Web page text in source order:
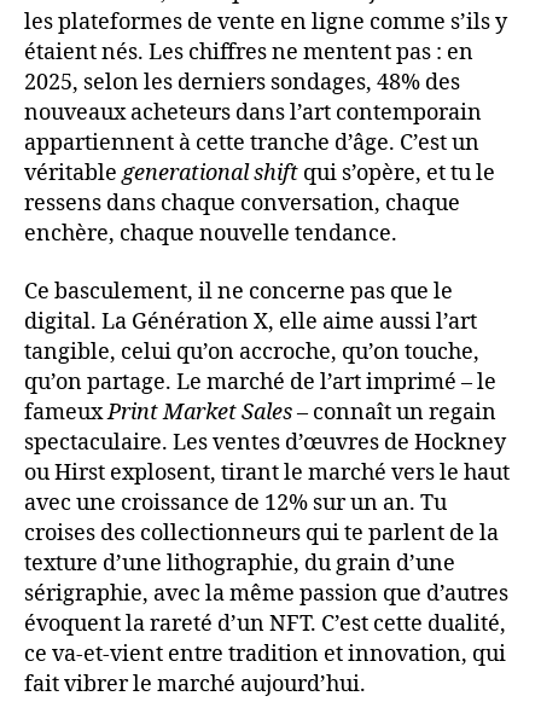
les plateformes de vente en ligne comme s’ils y
étaient nés. Les chiffres ne mentent pas : en
2025, selon les derniers sondages, 48% des
nouveaux acheteurs dans l’art contemporain
appartiennent à cette tranche d’âge. C’est un
véritablegenerational shift qui s’opère, et tu le
ressens dans chaque conversation, chaque
enchère, chaque nouvelle tendance.
Ce basculement, il ne concerne pas que le
digital. La Génération X, elle aime aussi l’art
tangible, celui qu’on accroche, qu’on touche,
qu’on partage. Le marché de l’art imprimé – le
fameuxPrint Market Sales– connaît un regain
spectaculaire. Les ventes d’œuvres de Hockney
ou Hirst explosent, tirant le marché vers le haut
avec une croissance de 12% sur un an. Tu
croises des collectionneurs qui te parlent de la
texture d’une lithographie, du grain d’une
sérigraphie, avec la même passion que d’autres
évoquent la rareté d’un NFT. C’est cette dualité,
ce va-et-vient entre tradition et innovation, qui
fait vibrer le marché aujourd’hui.